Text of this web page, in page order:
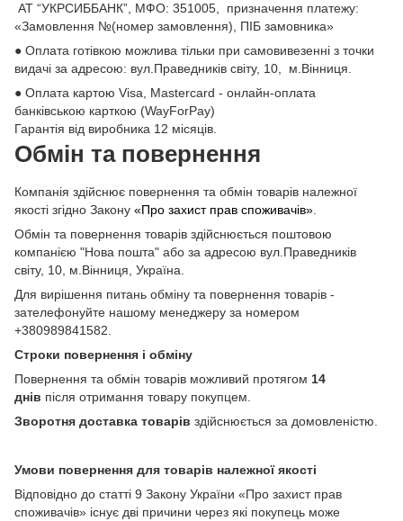
АТ “УКРСИББАНК”, МФО: 351005, призначення платежу:
«Замовлення №(номер замовлення), ПІБ замовника»
● Оплата готівкою можлива тільки при самовивезенні з точки
видачі за адресою: вул.Праведників світу, 10, м.Вінниця.
● Оплата картою Visa, Mastercard - онлайн-оплата
банківською карткою (WayForPay)
Гарантія від виробника 12 місяців.
Обмін та повернення
Компанія здійснює повернення та обмін товарів належної
якості згідно Закону «Про захист прав споживачів».
Обмін та повернення товарів здійснюється поштовою
компанією "Нова пошта" або за адресою вул.Праведників
світу, 10, м.Вінниця, Україна.
Для вирішення питань обміну та повернення товарів -
зателефонуйте нашому менеджеру за номером
+380989841582.
Строки повернення і обміну
Повернення та обмін товарів можливий протягом 14
днів після отримання товару покупцем.
Зворотня доставка товарів здійснюється за домовленістю.
Умови повернення для товарів належної якості
Відповідно до статті 9 Закону України «Про захист прав
споживачів» існує дві причини через які покупець може